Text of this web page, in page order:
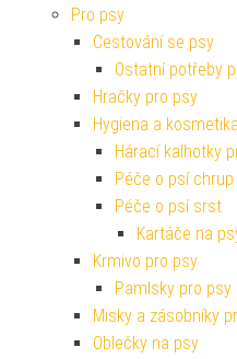
Pro psy
Cestování se psy
Ostatní potřeby
Hračky pro psy
Hygiena a
Hárací kalhotky
Péče o psí chrup
Péče o psí srst
Kartáče na
Krmivo pro psy
Pamlsky pro psy
Misky a zásobníky
Oblečky na psy